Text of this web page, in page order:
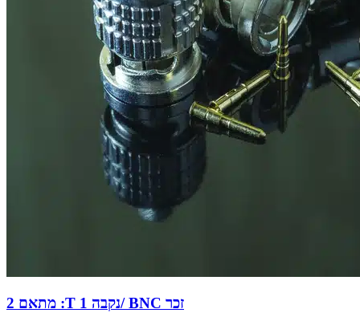
מתאם 2 :T נקבה 1/ BNC זכר